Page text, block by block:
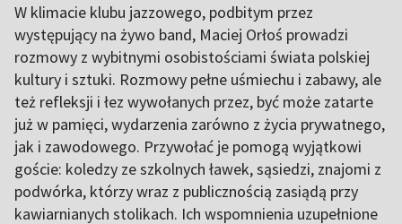
W klimacie klubu jazzowego, podbitym przez
występujący na żywo band, Maciej Orłoś prowadzi
rozmowy z wybitnymi osobistościami świata polskiej
kultury i sztuki. Rozmowy pełne uśmiechu i zabawy, ale
też refleksji i łez wywołanych przez, być może zatarte
już w pamięci, wydarzenia zarówno z życia prywatnego,
jak i zawodowego. Przywołać je pomogą wyjątkowi
goście: koledzy ze szkolnych ławek, sąsiedzi, znajomi z
podwórka, którzy wraz z publicznością zasiądą przy
kawiarnianych stolikach. Ich wspomnienia uzupełnione